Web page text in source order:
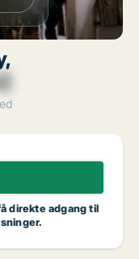
direkte adgang til